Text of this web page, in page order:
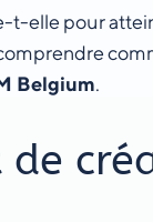
elle pour
Belgium.